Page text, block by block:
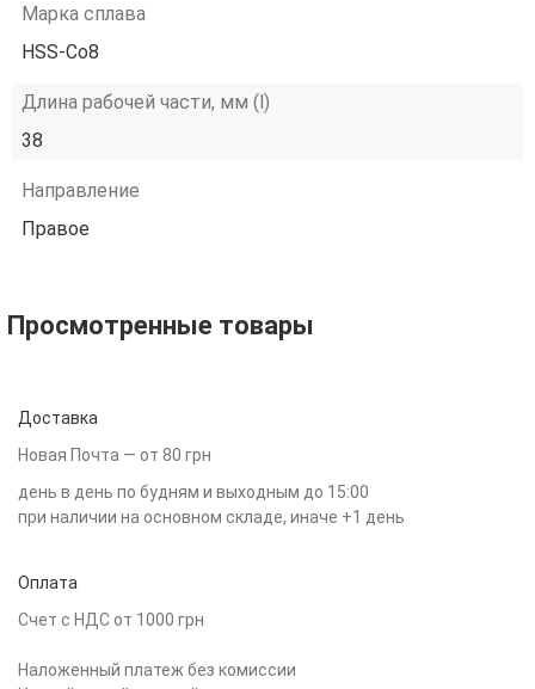
Марка сплава
HSS-Co8
Длина рабочей части, мм (l)
38
Направление
Правое
Просмотренные товары
Доставка
Новая Почта — от 80 грн
день в день по будням и выходным до 15:00
при наличии на основном складе, иначе +1 день
Оплата
Счет с НДС от 1000 грн
Наложенный платеж без комиссии